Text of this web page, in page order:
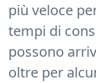
più veloce
tempi di
possono
oltre per